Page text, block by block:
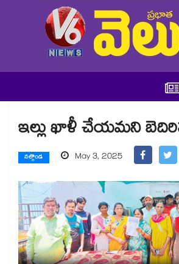
ఇల్లు ఖాళీ చేయమని
నల్గొండ May 3, 2025